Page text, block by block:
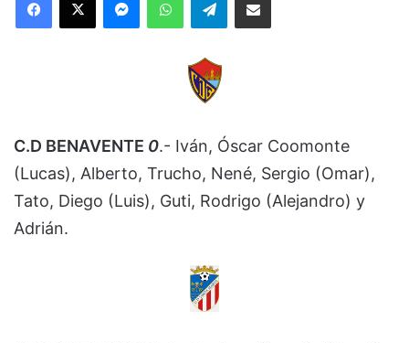
C.D BENAVENTE 0.- Iván, Óscar Coomonte
(Lucas), Alberto, Trucho, Nené, Sergio (Omar),
Tato, Diego (Luis), Guti, Rodrigo (Alejandro) y
Adrián.